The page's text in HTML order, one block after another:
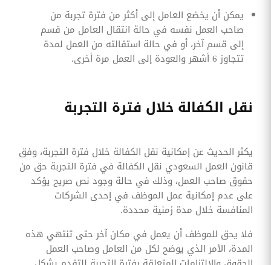
يمكن أن يخضع العامل إلى أكثر من فترة تجربة من
صاحب العمل نفسه في حالة انتقال العامل من قسم
إلى قسم آخر، أو في حالة استقالته من العمل لمدة
تتجاوز 6 أشهر والعودة إلى العمل مرة أخرى.
نقل الكفالة خلال فترة التجربة
يكثر الحديث عن إمكانية نقل الكفالة خلال فترة التجربة، وفق
قانون العمل السعودي نقل الكفالة في فترة التجربة حق من
حقوق صاحب العمل، وذلك في حالة وجود نص صريح يؤكد
على عدم إمكانية عمل الموظف في إحدى الشركات
المنافسة خلال مدة زمنية محددة.
فلا يحق للموظف أن يعمل في مكان آخر حتى تنتهي هذه
المدة، الأمر الذي يوضح لكل من العامل وصاحب العمل